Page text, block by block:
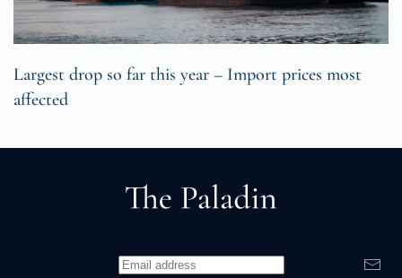
Largest drop so far this year – Import prices most
affected